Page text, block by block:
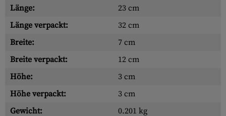
Länge:
23 cm
Länge verpackt:
32 cm
Breite:
7 cm
Breite verpackt:
12 cm
Höhe:
3 cm
Höhe verpackt:
3 cm
Gewicht:
0.201 kg